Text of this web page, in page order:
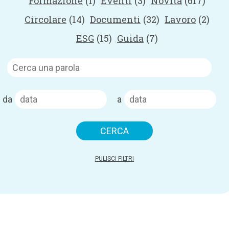
Circolare (14) Documenti (32) Lavoro (2)
ESG (15) Guida (7)
da a
PULISCI FILTRI